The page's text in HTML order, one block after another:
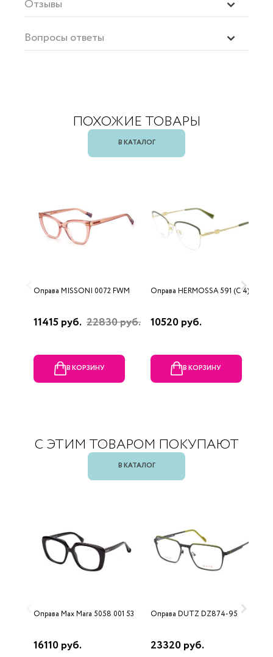
Отзывы
Вопросы ответы
ПОХОЖИЕ ТОВАРЫ
В КАТАЛОГ
Оправа MISSONI 0072 FWM
11415 руб. 22830 руб.
В КОРЗИНУ
Оправа HERMOSSA 591 (C 4)
10520 руб.
В КОРЗИНУ
С ЭТИМ ТОВАРОМ ПОКУПАЮТ
В КАТАЛОГ
Оправа Max Mara 5058 001 53
16110 руб.
Оправа DUTZ DZ874-95
23320 руб.